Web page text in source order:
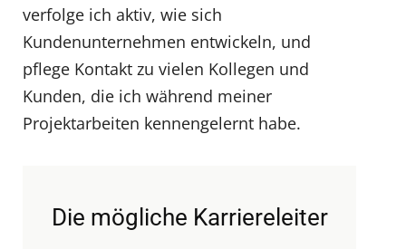
verfolge ich aktiv, wie sich
Kundenunternehmen entwickeln, und
pflege Kontakt zu vielen Kollegen und
Kunden, die ich während meiner
Projektarbeiten kennengelernt habe.
Die mögliche Karriereleiter